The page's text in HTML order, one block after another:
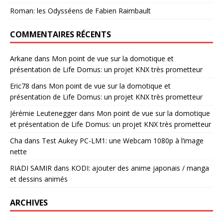
Roman: les Odysséens de Fabien Raimbault
COMMENTAIRES RÉCENTS
Arkane dans Mon point de vue sur la domotique et
présentation de Life Domus: un projet KNX très prometteur
Eric78 dans Mon point de vue sur la domotique et
présentation de Life Domus: un projet KNX très prometteur
Jérémie Leuteneggerdans Mon point de vue sur la domotique
et présentation de Life Domus: un projet KNX très prometteur
Cha dans Test Aukey PC-LM1: une Webcam 1080p à l’image
nette
RIADI SAMIR dans KODI: ajouter des anime japonais / manga
et dessins animés
ARCHIVES